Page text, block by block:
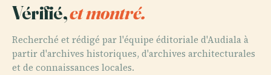
Vérifié,et montré.
Recherché et rédigé par l'équipe éditoriale d'Audiala à
partir d'archives historiques, d'archives architecturales
et de connaissances locales.